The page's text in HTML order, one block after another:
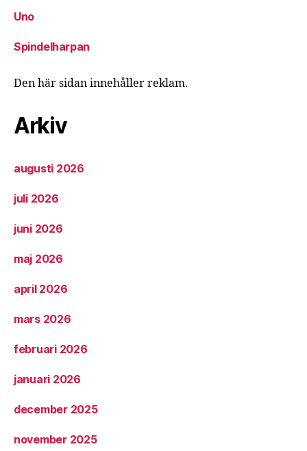
Uno
Spindelharpan
Den här sidan innehåller reklam.
Arkiv
augusti 2026
juli 2026
juni 2026
maj 2026
april 2026
mars 2026
februari 2026
januari 2026
december 2025
november 2025